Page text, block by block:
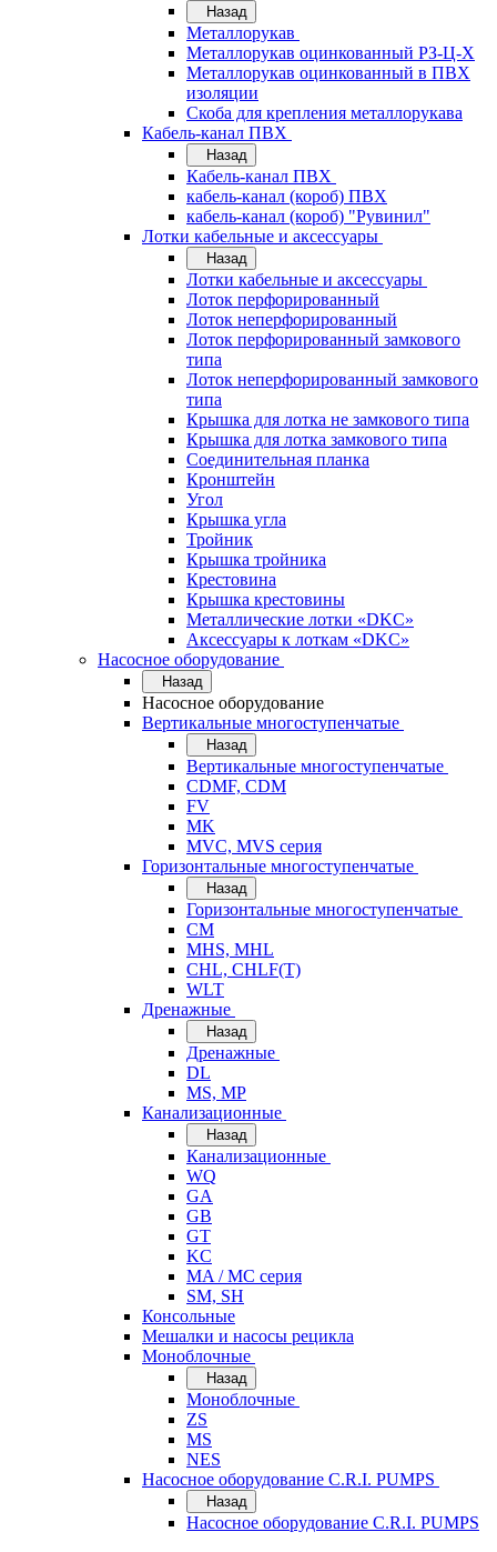
Назад
Металлорукав
Металлорукав оцинкованный РЗ-Ц-Х
Металлорукав оцинкованный в ПВХ
изоляции
Скоба для крепления металлорукава
Кабель-канал ПВХ
Назад
Кабель-канал ПВХ
кабель-канал (короб) ПВХ
кабель-канал (короб) "Рувинил"
Лотки кабельные и аксессуары
Назад
Лотки кабельные и аксессуары
Лоток перфорированный
Лоток неперфорированный
Лоток перфорированный замкового
типа
Лоток неперфорированный замкового
типа
Крышка для лотка не замкового типа
Крышка для лотка замкового типа
Соединительная планка
Кронштейн
Угол
Крышка угла
Тройник
Крышка тройника
Крестовина
Крышка крестовины
Металлические лотки «DKC»
Аксессуары к лоткам «DKC»
Насосное оборудование
Назад
Насосное оборудование
Вертикальные многоступенчатые
Назад
Вертикальные многоступенчатые
CDMF, CDM
FV
MK
MVC, MVS серия
Горизонтальные многоступенчатые
Назад
Горизонтальные многоступенчатые
CM
MHS, MHL
CHL, CHLF(T)
WLT
Дренажные
Назад
Дренажные
DL
MS, MP
Канализационные
Назад
Канализационные
WQ
GA
GB
GT
KC
MA / MC серия
SM, SH
Консольные
Мешалки и насосы рецикла
Моноблочные
Назад
Моноблочные
ZS
MS
NES
Насосное оборудование C.R.I. PUMPS
Назад
Насосное оборудование C.R.I. PUMPS